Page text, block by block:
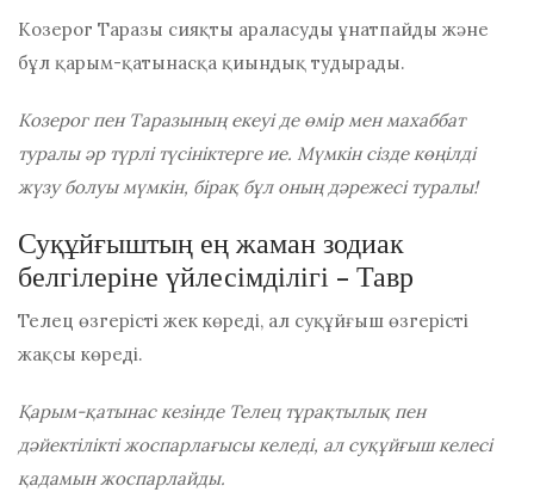
Козерог Таразы сияқты араласуды ұнатпайды және
бұл қарым-қатынасқа қиындық тудырады.
Козерог пен Таразының екеуі де өмір мен махаббат
туралы әр түрлі түсініктерге ие. Мүмкін сізде көңілді
жүзу болуы мүмкін, бірақ бұл оның дәрежесі туралы!
Суқұйғыштың ең жаман зодиак
белгілеріне үйлесімділігі - Тавр
Телец өзгерісті жек көреді, ал суқұйғыш өзгерісті
жақсы көреді.
Қарым-қатынас кезінде Телец тұрақтылық пен
дәйектілікті жоспарлағысы келеді, ал суқұйғыш келесі
қадамын жоспарлайды.